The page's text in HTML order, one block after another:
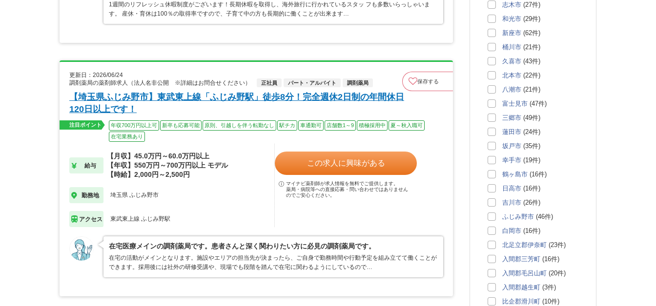
1週間のリフレッシュ休暇制度がございます！長期休暇を取得し、海外旅行に行かれているスタッ フも多数いらっしゃいま
す。 産休・育休は100％の取得率ですので、子育て中の方も長期的に働くことが出来ます…
更新日：2026/06/24
調剤薬局の薬剤師求人（法人名非公開 ※詳細はお問合せください）
正社員 パート・アルバイト 調剤薬局 保存する
【埼玉県ふじみ野市】東武東上線「ふじみ野駅」徒歩8分！完全週休2日制の年間休日
120日以上です！
注目ポイント 年収700万円以上可 新卒も応募可能 原則、引越しを伴う転勤なし 駅チカ 車通勤可 店舗数1～9 積極採用中
夏～秋入職可
在宅業務あり
給与
【月収】45.0万円～60.0万円以上
【年収】550万円～700万円以上 モデル
【時給】2,000円～2,500円
勤務地 埼玉県 ふじみ野市
アクセス 東武東上線 ふじみ野駅
この求人に興味がある
マイナビ薬剤師が求人情報を無料でご提供します。
薬局・病院等への直接応募・問い合わせではありません
のでご安心ください。
在宅医療メインの調剤薬局です。患者さんと深く関わりたい方に必見の調剤薬局です。
在宅の活動がメインとなります。施設やエリアの担当先が決まったら、ご自身で勤務時間や行動予定を組み立てて働くことが
できます。採用後には社外の研修受講や、現場でも段階を踏んで在宅に関わるようにしているので…
志木市 (27件)
和光市 (29件)
新座市 (62件)
桶川市 (21件)
久喜市 (43件)
北本市 (22件)
八潮市 (21件)
富士見市 (47件)
三郷市 (49件)
蓮田市 (24件)
坂戸市 (35件)
幸手市 (19件)
鶴ヶ島市 (16件)
日高市 (16件)
吉川市 (26件)
ふじみ野市 (46件)
白岡市 (16件)
北足立郡伊奈町 (23件)
入間郡三芳町 (16件)
入間郡毛呂山町 (20件)
入間郡越生町 (3件)
比企郡滑川町 (10件)